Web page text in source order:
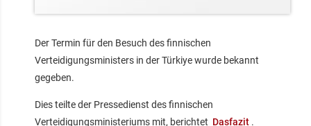
Der Termin für den Besuch des finnischen
Verteidigungsministers in der Türkiye wurde bekannt
gegeben.
Dies teilte der Pressedienst des finnischen
Verteidigungsministeriums mit, berichtet Dasfazit .